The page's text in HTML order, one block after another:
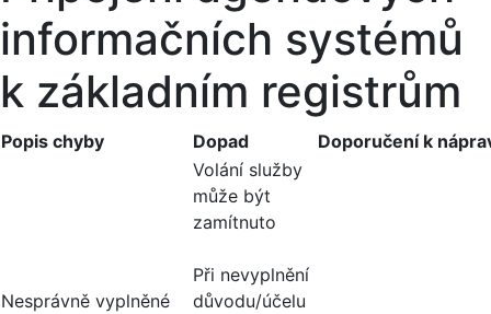
informačních systémů
k základním registrům
Popis chyby Dopad Doporučení k
Nesprávně vyplněné
Volání služby
může být
zamítnuto
Při nevyplnění
důvodu/účelu